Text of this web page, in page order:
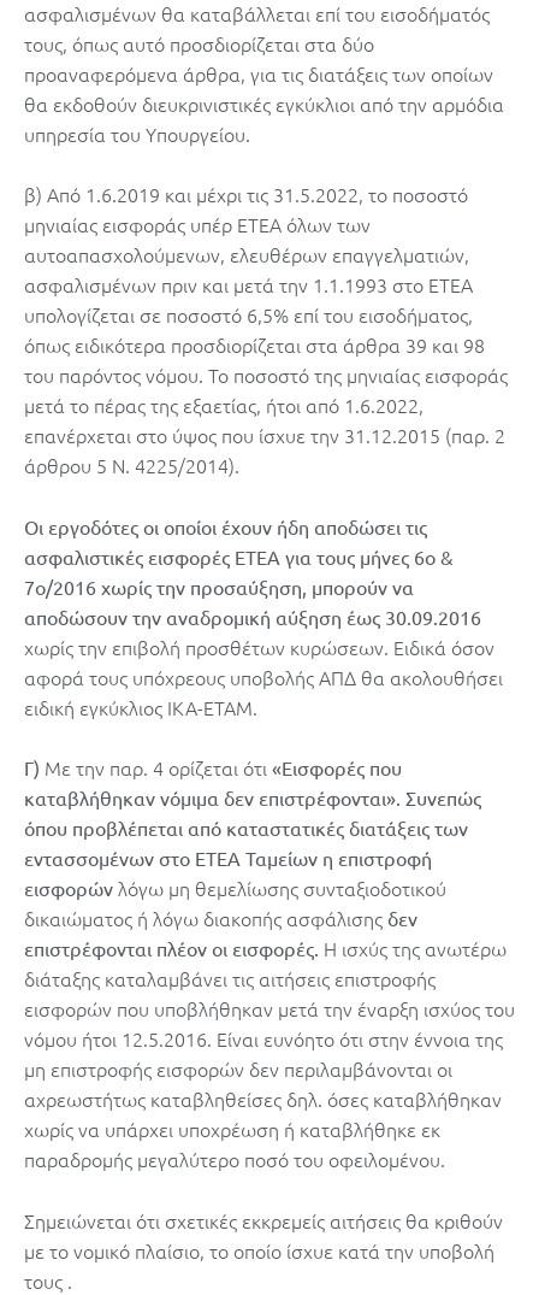
ασφαλισμένων θα καταβάλλεται επί του εισοδήματός
τους, όπως αυτό προσδιορίζεται στα δύο
προαναφερόμενα άρθρα, για τις διατάξεις των οποίων
θα εκδοθούν διευκρινιστικές εγκύκλιοι από την αρμόδια
υπηρεσία του Υπουργείου.
β) Από 1.6.2019 και μέχρι τις 31.5.2022, το ποσοστό
μηνιαίας εισφοράς υπέρ ΕΤΕΑ όλων των
αυτοαπασχολούμενων, ελευθέρων επαγγελματιών,
ασφαλισμένων πριν και μετά την 1.1.1993 στο ΕΤΕΑ
υπολογίζεται σε ποσοστό 6,5% επί του εισοδήματος,
όπως ειδικότερα προσδιορίζεται στα άρθρα 39 και 98
του παρόντος νόμου. Το ποσοστό της μηνιαίας εισφοράς
μετά το πέρας της εξαετίας, ήτοι από 1.6.2022,
επανέρχεται στο ύψος που ίσχυε την 31.12.2015 (παρ. 2
άρθρου 5 Ν. 4225/2014).
Οι εργοδότες οι οποίοι έχουν ήδη αποδώσει τις
ασφαλιστικές εισφορές ΕΤΕΑ για τους μήνες 6ο &
7ο/2016 χωρίς την προσαύξηση, μπορούν να
αποδώσουν την αναδρομική αύξηση έως 30.09.2016
χωρίς την επιβολή προσθέτων κυρώσεων. Ειδικά όσον
αφορά τους υπόχρεους υποβολής ΑΠΔ θα ακολουθήσει
ειδική εγκύκλιος ΙΚΑ-ΕΤΑΜ.
Γ) Με την παρ. 4 ορίζεται ότι «Εισφορές που
καταβλήθηκαν νόμιμα δεν επιστρέφονται». Συνεπώς
όπου προβλέπεται από καταστατικές διατάξεις των
εντασσομένων στο ΕΤΕΑ Ταμείων η επιστροφή
εισφορών λόγω μη θεμελίωσης συνταξιοδοτικού
δικαιώματος ή λόγω διακοπής ασφάλισης δεν
επιστρέφονται πλέον οι εισφορές. Η ισχύς της ανωτέρω
διάταξης καταλαμβάνει τις αιτήσεις επιστροφής
εισφορών που υποβλήθηκαν μετά την έναρξη ισχύος του
νόμου ήτοι 12.5.2016. Είναι ευνόητο ότι στην έννοια της
μη επιστροφής εισφορών δεν περιλαμβάνονται οι
αχρεωστήτως καταβληθείσες δηλ. όσες καταβλήθηκαν
χωρίς να υπάρχει υποχρέωση ή καταβλήθηκε εκ
παραδρομής μεγαλύτερο ποσό του οφειλομένου.
Σημειώνεται ότι σχετικές εκκρεμείς αιτήσεις θα κριθούν
με το νομικό πλαίσιο, το οποίο ίσχυε κατά την υποβολή
τους .